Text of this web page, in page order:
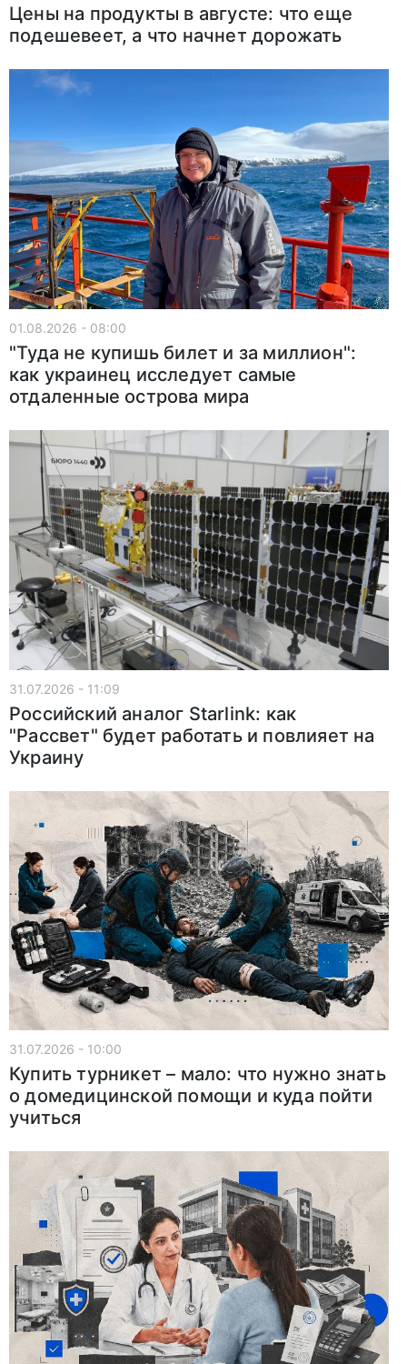
Цены на продукты в августе: что еще
подешевеет, а что начнет дорожать
01.08.2026 - 08:00
"Туда не купишь билет и за миллион":
как украинец исследует самые
отдаленные острова мира
31.07.2026 - 11:09
Российский аналог Starlink: как
"Рассвет" будет работать и повлияет на
Украину
31.07.2026 - 10:00
Купить турникет – мало: что нужно знать
о домедицинской помощи и куда пойти
учиться